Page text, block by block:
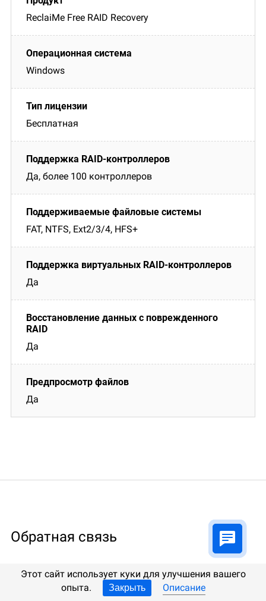
ReclaiMe Free RAID Recovery
Windows
Бесплатная
Да, более 100 контроллеров
FAT, NTFS, Ext2/3/4, HFS+
Да
Да
Да
Обратная связь
Мы будем рады ответить на Ваши вопросы!
Этот сайт использует куки для улучшения вашего
опыта.
Закрыть Описание